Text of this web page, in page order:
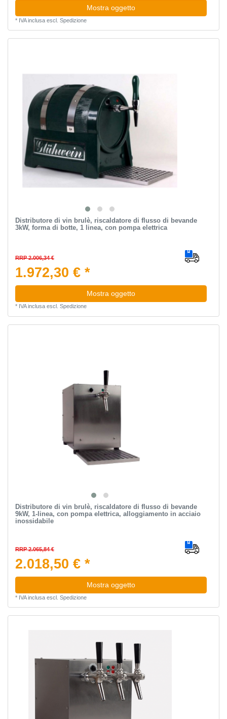
Mostra oggetto
* IVA inclusaescl. Spedizione
Distributore di vin brulè, riscaldatore di flusso di bevande
3kW, forma di botte, 1 linea, con pompa elettrica
RRP 2.006,34 €
1.972,30 € *
Mostra oggetto
* IVA inclusaescl. Spedizione
Distributore di vin brulè, riscaldatore di flusso di bevande
9kW, 1-linea, con pompa elettrica, alloggiamento in acciaio
inossidabile
RRP 2.065,84 €
2.018,50 € *
Mostra oggetto
* IVA inclusaescl. Spedizione